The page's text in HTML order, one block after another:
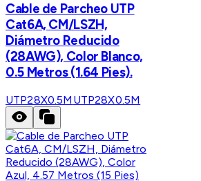
Cable de Parcheo UTP
Cat6A, CM/LSZH,
Diámetro Reducido
(28AWG), Color Blanco,
0.5 Metros (1.64 Pies).
UTP28X0.5M UTP28X0.5M